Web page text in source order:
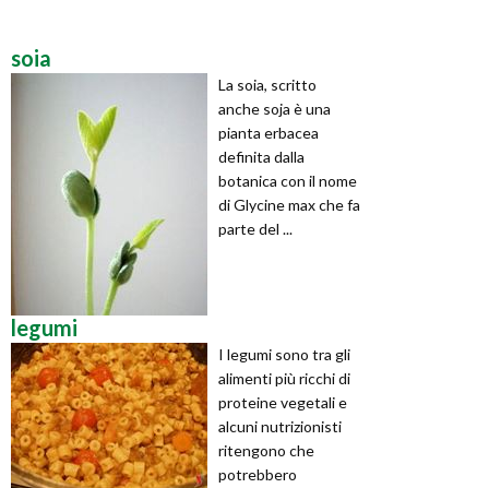
soia
La soia, scritto
anche soja è una
pianta erbacea
definita dalla
botanica con il nome
di Glycine max che fa
parte del ...
legumi
I legumi sono tra gli
alimenti più ricchi di
proteine vegetali e
alcuni nutrizionisti
ritengono che
potrebbero